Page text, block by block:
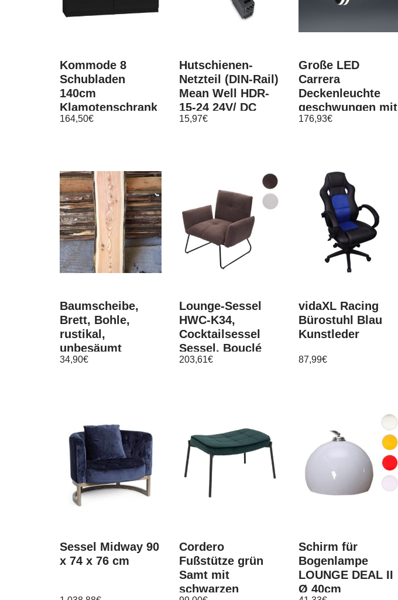
Kommode 8
Schubladen
140cm
Klamotenschrank
Schrank
164,50€
Hutschienen-
Netzteil (DIN-Rail)
Mean Well HDR-
15-24 24V/ DC
15W
15,97€
Große LED
Carrera
Deckenleuchte
geschwungen mit
Switch Dimmer
176,93€
Baumscheibe,
Brett, Bohle,
rustikal,
unbesäumt
Lärche,
34,90€
Lounge-Sessel
HWC-K34,
Cocktailsessel
Sessel, Bouclé
Stoff/ Textil
203,61€
vidaXL Racing
Bürostuhl Blau
Kunstleder
87,99€
Sessel Midway 90
x 74 x 76 cm
Cordero
Fußstütze grün
Samt mit
schwarzen
Schirm für
Bogenlampe
LOUNGE DEAL II
Ø 40cm